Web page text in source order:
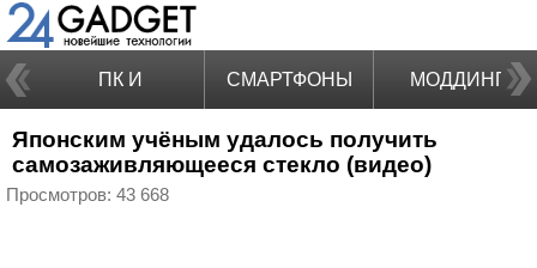
ПК И
НОУТБУКИ
СМАРТФОНЫ МОДДИНГ
Японским учёным удалось получить
самозаживляющееся стекло (видео)
Просмотров: 43 668